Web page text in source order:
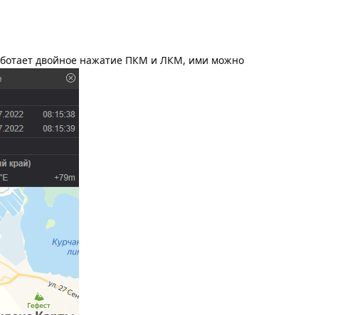
двойное нажатие ПКМ и ЛКМ, ими можно